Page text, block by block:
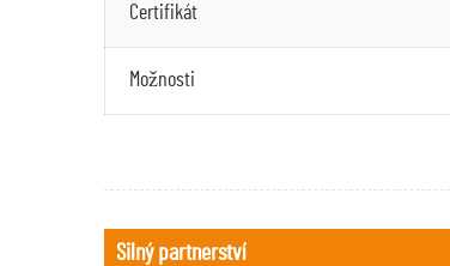
Certifikát
Možnosti
Silný partnerství